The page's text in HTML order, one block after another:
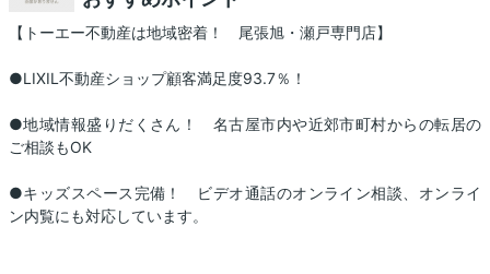
【トーエー不動産は地域密着！ 尾張旭・瀬戸専門店】
●LIXIL不動産ショップ顧客満足度93.7％！
●地域情報盛りだくさん！ 名古屋市内や近郊市町村からの転居の
ご相談もOK
●キッズスペース完備！ ビデオ通話のオンライン相談、オンライ
ン内覧にも対応しています。